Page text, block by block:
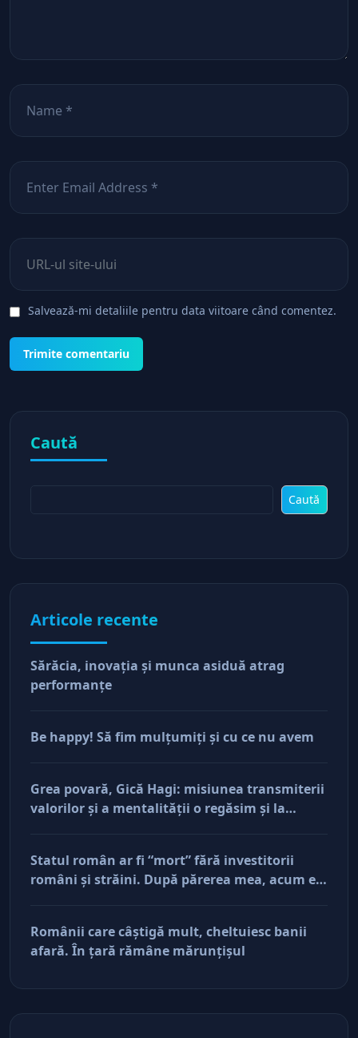
Salvează-mi detaliile pentru data viitoare când comentez.
Caută
Caută
Articole recente
Sărăcia, inovaţia şi munca asiduă atrag
performanţe
Be happy! Să fim mulţumiţi şi cu ce nu avem
Grea povară, Gică Hagi: misiunea transmiterii
valorilor şi a mentalităţii o regăsim şi la
Statul român ar fi “mort” fără investitorii
români şi străini. După părerea mea, acum e
Românii care câştigă mult, cheltuiesc banii
afară. În ţară rămâne mărunţişul